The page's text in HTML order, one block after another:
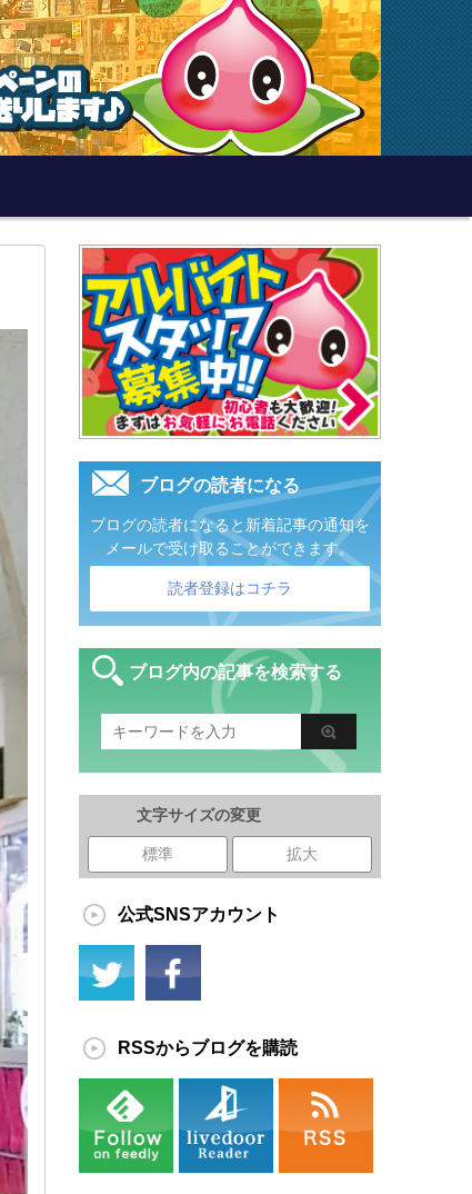
ブログの読者になる
ブログの読者になると新着記事の通知を
メールで受け取ることができます。
読者登録はコチラ
ブログ内の記事を検索する
文字サイズの変更
標準 拡大
公式SNSアカウント
RSSからブログを購読